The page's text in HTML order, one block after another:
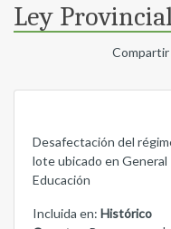
Ley
Compartir
Desafectación del
lote ubicado en General
Educación
Incluida en: Histórico